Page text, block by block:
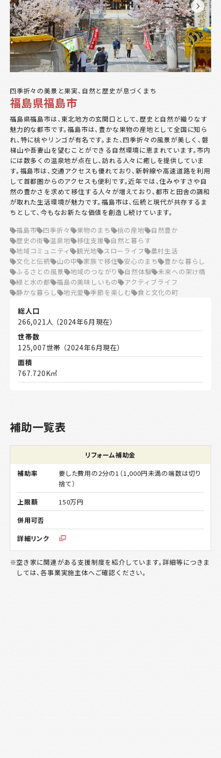
四季折々の美景と果実、自然と歴史が息づくまち
福島県福島市
福島県福島市は、東北地方の玄関口として、歴史と自然が織りなす
魅力的な都市です。福島市は、豊かな果物の産地として全国に知ら
れ、特に桃やリンゴが有名です。また、四季折々の風景が美しく、磐
梯山や吾妻山を望むことができる自然環境に恵まれています。市内
には数多くの温泉地が点在し、訪れる人々に癒しを提供していま
す。福島市は、交通アクセスも優れており、新幹線や高速道路を利用
して首都圏からのアクセスも便利です。近年では、住みやすさや自
然の豊かさを求めて移住する人々が増えており、都市と田舎の調和
が取れた生活環境が魅力です。福島市は、伝統と現代が共存するま
ちとして、今もなお新たな価値を創造し続けています。
福島市
四季折々 果物のまち 桃の産地
自然豊か
歴史の街
温泉地 移住支援
自然と暮らす
地域コミュニティ
観光地 スローライフ
農村生活
文化と伝統
山の中 家族で移住 安心のまち
豊かな暮らし
ふるさとの風景
地域のつながり 自然体験
未来への架け橋
緑と水の都
福島の美味しいもの
アクティブライフ
静かな暮らし
地元愛 季節を楽しむ 食と文化の町
総人口
266,021人 （2024年6月現在）
世帯数
125,007世帯 （2024年6月現在）
面積
767.720K㎡
補助一覧表
リフォーム補助金
要した費用の2分の1（1,000円未満の端数は切り
捨て）
150万円
空き家に関連がある支援制度を紹介しています。詳細等につきま
しては、各事業実施主体へご確認ください。